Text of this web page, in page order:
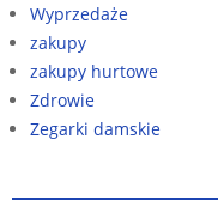
Wyprzedaże
zakupy
zakupy hurtowe
Zdrowie
Zegarki damskie